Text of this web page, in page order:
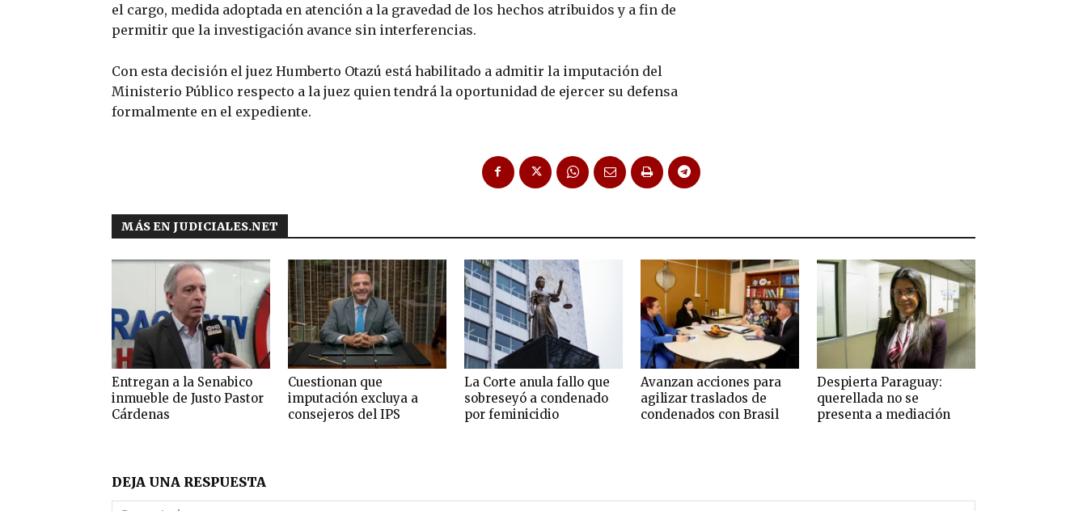
el cargo, medida adoptada en atención a la gravedad de los hechos atribuidos y a fin de
permitir que la investigación avance sin interferencias.
Con esta decisión el juez Humberto Otazú está habilitado a admitir la imputación del
Ministerio Público respecto a la juez quien tendrá la oportunidad de ejercer su defensa
formalmente en el expediente.
MÁS EN JUDICIALES.NET
Entregan a la Senabico
inmueble de Justo Pastor
Cárdenas
Cuestionan que
imputación excluya a
consejeros del IPS
La Corte anula fallo que
sobreseyó a condenado
por feminicidio
Avanzan acciones para
agilizar traslados de
condenados con Brasil
Despierta Paraguay:
querellada no se
presenta a mediación
DEJA UNA RESPUESTA